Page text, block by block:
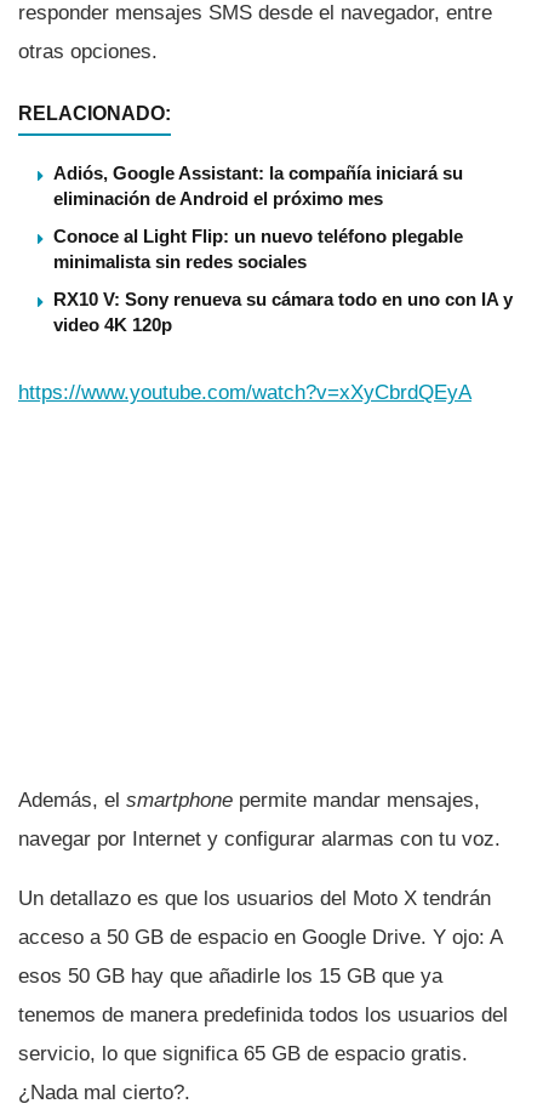
responder mensajes SMS desde el navegador, entre
otras opciones.
RELACIONADO:
Adiós, Google Assistant: la compañía iniciará su
eliminación de Android el próximo mes
Conoce al Light Flip: un nuevo teléfono plegable
minimalista sin redes sociales
RX10 V: Sony renueva su cámara todo en uno con IA y
video 4K 120p
https://www.youtube.com/watch?v=xXyCbrdQEyA
Además, el smartphone permite mandar mensajes,
navegar por Internet y configurar alarmas con tu voz.
Un detallazo es que los usuarios del Moto X tendrán
acceso a 50 GB de espacio en Google Drive. Y ojo: A
esos 50 GB hay que añadirle los 15 GB que ya
tenemos de manera predefinida todos los usuarios del
servicio, lo que significa 65 GB de espacio gratis.
¿Nada mal cierto?.